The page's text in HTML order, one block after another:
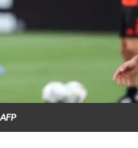
AFP